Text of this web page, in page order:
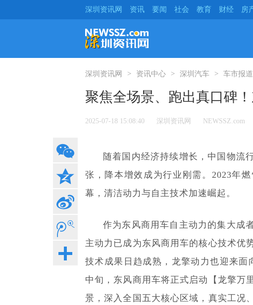
深圳资讯网 资讯 要闻 社会 教育 财经 房
深圳资讯网 资讯中心 深圳汽车 车市报道
聚焦全场景、跑出真口碑
2025-07-18 15:08:40 深圳资讯网 NEWSSZ.com
随着国内经济持续增长，中国物流
张，降本增效成为行业刚需。2023年
幕，清洁动力与自主技术加速崛起。
作为东风商用车自主动力的集大成
主动力已成为东风商用车的核心技术优
技术成果日趋成熟，龙擎动力也迎来面
中旬，东风商用车将正式启动【龙擎万
景，深入全国五大核心区域，真实工况